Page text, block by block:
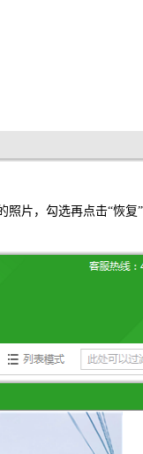
，勾选再点击“恢复